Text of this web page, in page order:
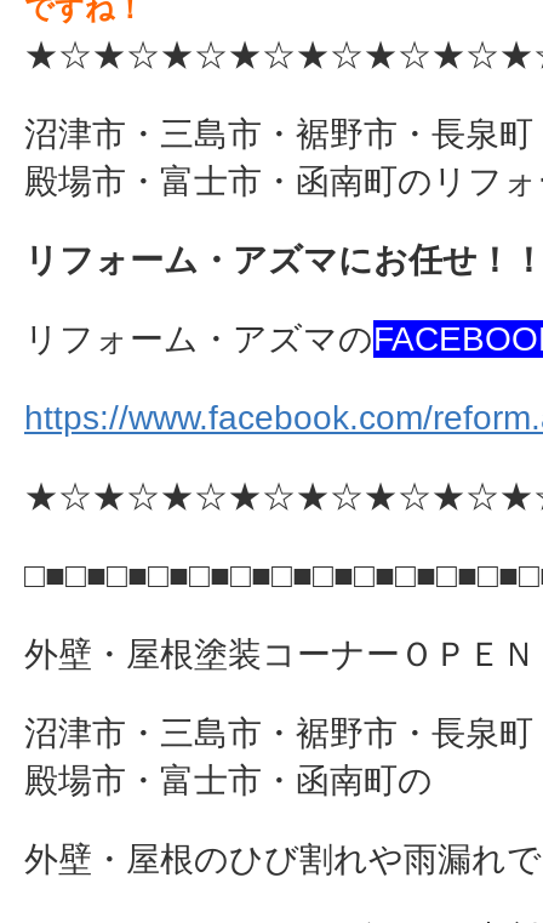
ですね！
沼津市・三島市・裾野市・長泉
殿場市・富士市・函南町のリフ
リフォーム・アズマにお任せ！
リフォーム・アズマの
https://www.facebook.com/
外壁・屋根塗装コーナーＯＰＥ
沼津市・三島市・裾野市・長泉
殿場市・富士市・函南町の
外壁・屋根のひび割れや雨漏れ